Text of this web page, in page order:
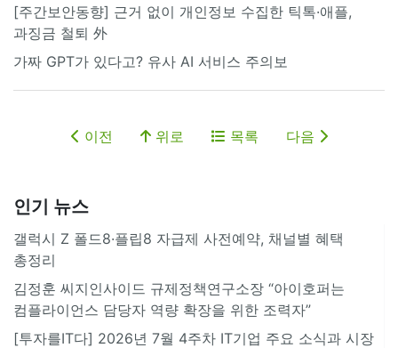
[주간보안동향] 근거 없이 개인정보 수집한 틱톡·애플,
과징금 철퇴 外
가짜 GPT가 있다고? 유사 AI 서비스 주의보
이전 위로 목록 다음
인기 뉴스
갤럭시 Z 폴드8·플립8 자급제 사전예약, 채널별 혜택
총정리
김정훈 씨지인사이드 규제정책연구소장 “아이호퍼는
컴플라이언스 담당자 역량 확장을 위한 조력자”
[투자를IT다] 2026년 7월 4주차 IT기업 주요 소식과 시장